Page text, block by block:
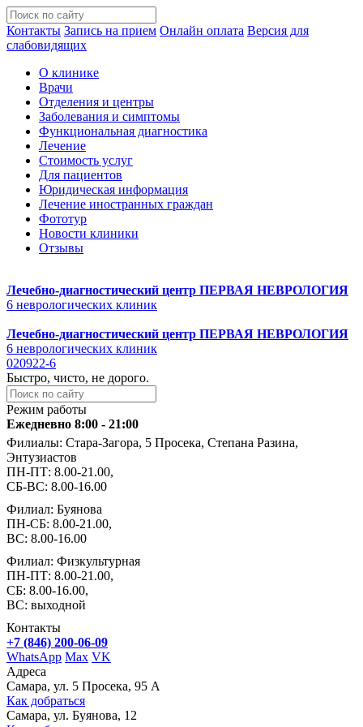
Контакты Запись на прием Онлайн оплата Версия для
слабовидящих
О клинике
Врачи
Отделения и центры
Заболевания и симптомы
Функциональная диагностика
Лечение
Стоимость услуг
Для пациентов
Юридическая информация
Лечение иностранных граждан
Фототур
Новости клиники
Отзывы
Лечебно-диагностический центр ПЕРВАЯ НЕВРОЛОГИЯ
6 неврологических клиник
Лечебно-диагностический центр ПЕРВАЯ НЕВРОЛОГИЯ
6 неврологических клиник
020922-6
Быстро, чисто, не дорого.
Режим работы
Ежедневно 8:00 - 21:00
Филиалы: Стара-Загора, 5 Просека, Степана Разина,
Энтузиастов
ПН-ПТ: 8.00-21.00,
СБ-ВС: 8.00-16.00
Филиал: Буянова
ПН-СБ: 8.00-21.00,
ВС: 8.00-16.00
Филиал: Физкультурная
ПН-ПТ: 8.00-21.00,
СБ: 8.00-16.00,
ВС: выходной
Контакты
+7 (846) 200-06-09
WhatsApp Max VK
Адреса
Самара, ул. 5 Просека, 95 А
Как добраться
Самара, ул. Буянова, 12